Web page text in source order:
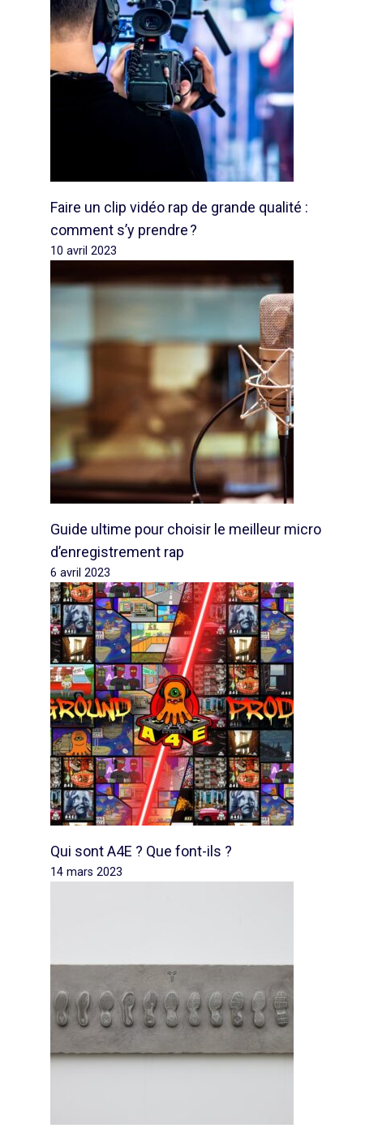
Faire un clip vidéo rap de grande qualité :
comment s’y prendre ?
10 avril 2023
Guide ultime pour choisir le meilleur micro
d’enregistrement rap
6 avril 2023
Qui sont A4E ? Que font-ils ?
14 mars 2023